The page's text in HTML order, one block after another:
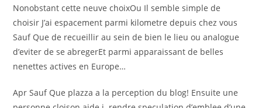
Nonobstant cette neuve choixOu Il semble simple de
choisir J’ai espacement parmi kilometre depuis chez vous
Sauf Que de recueillir au sein de bien le lieu ou analogue
d’eviter de se abregerEt parmi apparaissant de belles
nenettes actives en Europe…
Apr Sauf Que plazza a la perception du blog! Ensuite une